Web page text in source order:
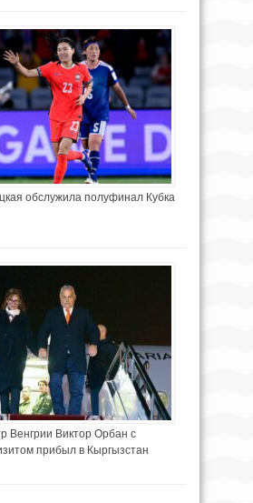
обслужила полуфинал Кубка
Венгрии Виктор Орбан с
прибыл в Кыргызстан